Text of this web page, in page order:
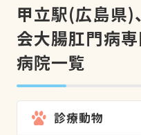
甲立駅(広島県)
会大腸肛門病
病院一覧
診療動物